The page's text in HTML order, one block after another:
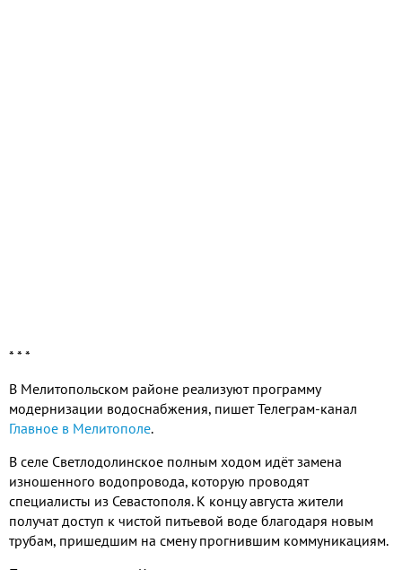
* * *
В Мелитопольском районе реализуют программу
модернизации водоснабжения, пишет Телеграм-канал
Главное в Мелитополе.
В селе Светлодолинское полным ходом идёт замена
изношенного водопровода, которую проводят
специалисты из Севастополя. К концу августа жители
получат доступ к чистой питьевой воде благодаря новым
трубам, пришедшим на смену прогнившим коммуникациям.